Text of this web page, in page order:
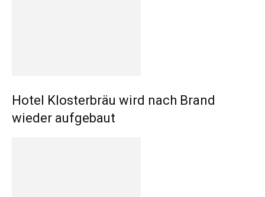
Hotel Klosterbräu wird nach Brand
wieder aufgebaut